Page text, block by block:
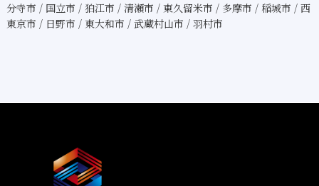
分寺市 / 国立市 / 狛江市 / 清瀬市 / 東久留米市 / 多摩市 / 稲城市 / 西
東京市 / 日野市 / 東大和市 / 武蔵村山市 / 羽村市